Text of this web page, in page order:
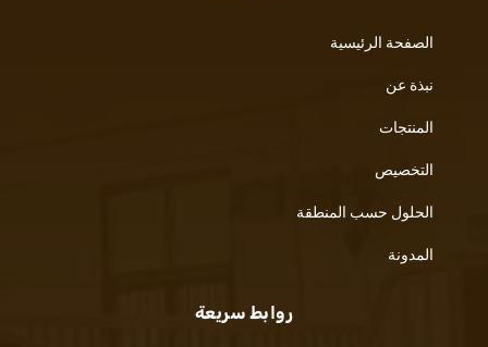
الصفحة الرئيسية
نبذة عن
المنتجات
التخصيص
الحلول حسب المنطقة
المدونة
روابط سريعة